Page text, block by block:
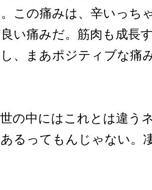
この痛みは、辛いっち
い痛みだ。筋肉も成長
、まあポジティブな痛
の中にはこれとは違う
るってもんじゃない。